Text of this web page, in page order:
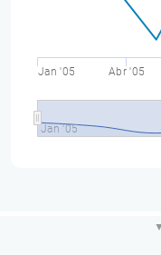
Jan '05 Abr '05
Jan '05